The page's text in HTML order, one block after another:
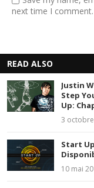
next time I comment.
Ce site utilise
plus sur comment
utilisées.
READ ALSO
Justin
Step
Up:
3 octobre
Start
10 mai